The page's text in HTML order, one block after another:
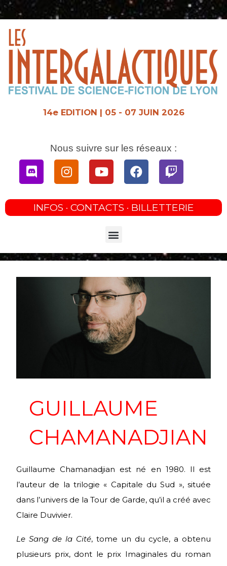
Aller
au
14e EDITION | 05 - 07 JUIN 2026
Nous suivre sur les réseaux :
DiscordInstagramYoutubeFacebookTwitch
INFOS · CONTACTS · BILLETTERIE
Menu
GUILLAUME
CHAMANADJIAN
Guillaume Chamanadjian est né en 1980. Il est
l’auteur de la trilogie « Capitale du Sud », située
dans l’univers de la Tour de Garde, qu’il a créé avec
Claire Duvivier.
Le Sang de la Cité, tome un du cycle, a obtenu
plusieurs prix, dont le prix Imaginales du roman